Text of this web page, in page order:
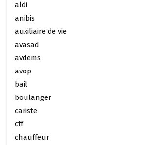
aldi
anibis
auxiliaire de vie
avasad
avdems
avop
bail
boulanger
cariste
cff
chauffeur